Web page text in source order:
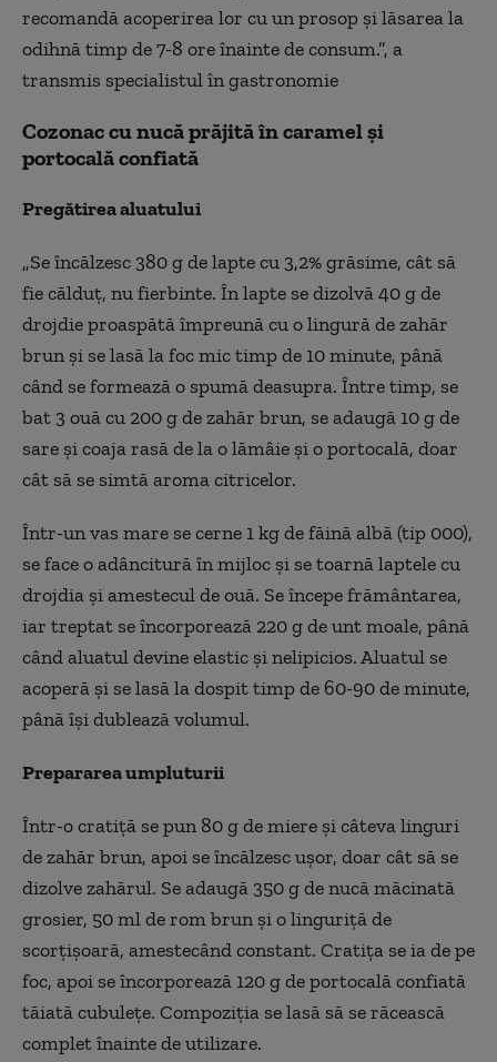
recomandă acoperirea lor cu un prosop și lăsarea la
odihnă timp de 7-8 oreînainte de consum.”, a
transmis specialistul în gastronomie
Cozonac cu nucă prăjită în caramel și
portocală confiată
Pregătirea aluatului
„Seîncălzesc 380 g de lapte cu 3,2% grăsime, cât să
fie călduț, nu fierbinte. În lapte se dizolvă 40 g de
drojdie proaspătăîmpreună cu o lingură de zahăr
brun și se lasă la foc mic timp de 10 minute, până
când se formează o spumă deasupra. Între timp, se
bat 3 ouă cu 200 g de zahăr brun, se adaugă 10 g de
sare și coaja rasă de la o lămâie și o portocală, doar
cât să se simtă aroma citricelor.
Într-un vas mare se cerne 1 kg de făină albă (tip 000),
se face o adânciturăîn mijloc și se toarnă laptele cu
drojdia și amestecul de ouă. Seîncepe frământarea,
iar treptat se încorporează 220 g de unt moale, până
când aluatul devine elastic și nelipicios. Aluatul se
acoperă și se lasă la dospit timp de 60-90 de minute,
pânăîși dublează volumul.
Prepararea umpluturii
Într-o cratiță se pun 80 g de miere și câteva linguri
de zahăr brun, apoi seîncălzesc ușor, doar cât să se
dizolve zahărul. Se adaugă 350 g de nucă măcinată
grosier, 50 ml de rom brun și o linguriță de
scorțișoară, amestecând constant. Cratița se ia de pe
foc, apoi seîncorporează 120 g de portocală confiată
tăiată cubulețe. Compoziția se lasă să se răcească
completînainte de utilizare.